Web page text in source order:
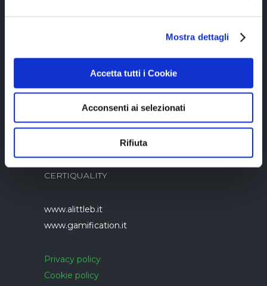
Mostra dettagli
Accetta tutti i Cookie
Acconsenti ai selezionati
Rifiuta
Azienda con sistema di gestione qualità
UNI EN ISO 9001:2015 certificato da
CERTIQUALITY
www.alittleb.it
www.gamification.it
Privacy policy
Cookie policy